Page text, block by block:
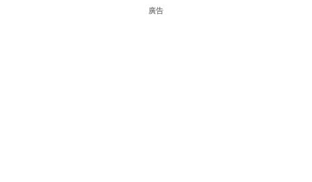
廣告